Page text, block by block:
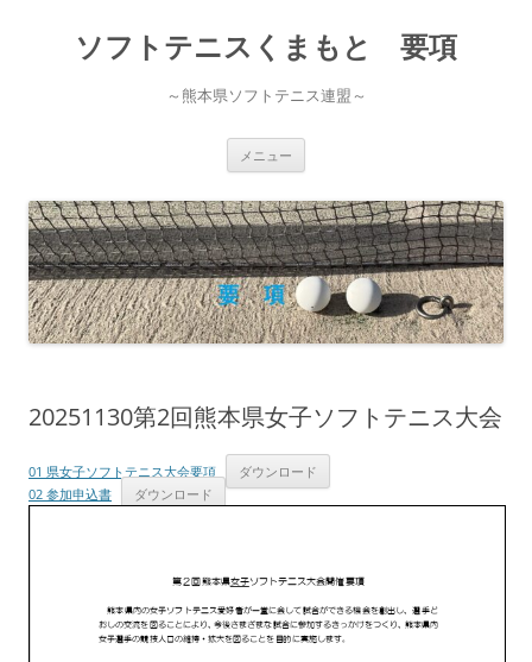
ソフトテニスくまもと 要項
～熊本県ソフトテニス連盟～
メニュー
20251130第2回熊本県女子ソフトテニス大会
01 県女子ソフトテニス大会要項
ダウンロード
02 参加申込書
ダウンロード